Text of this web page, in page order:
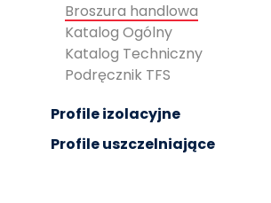
Broszura handlowa
Katalog Ogólny
Katalog Techniczny
Podręcznik TFS
Profile izolacyjne
Profile uszczelniające